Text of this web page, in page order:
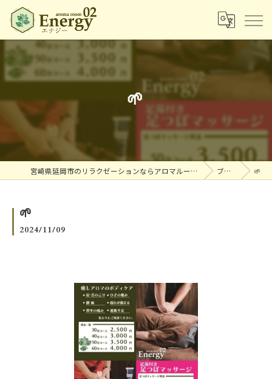
🌱
宮崎県延岡市のリラクゼーションならアロマルームエナジー ブログ 🌱
🌱
2024/11/09